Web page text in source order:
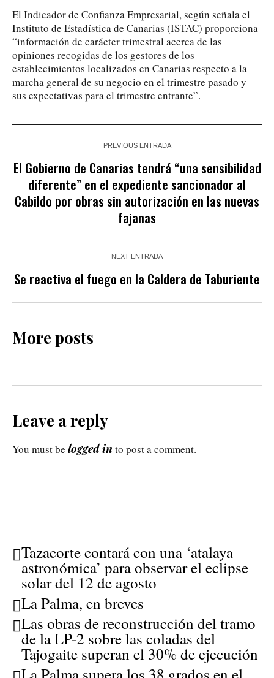
El Indicador de Confianza Empresarial, según señala el
Instituto de Estadística de Canarias (ISTAC) proporciona
“información de carácter trimestral acerca de las
opiniones recogidas de los gestores de los
establecimientos localizados en Canarias respecto a la
marcha general de su negocio en el trimestre pasado y
sus expectativas para el trimestre entrante”.
PREVIOUS ENTRADA
El Gobierno de Canarias tendrá “una sensibilidad
diferente” en el expediente sancionador al
Cabildo por obras sin autorización en las nuevas
fajanas
NEXT ENTRADA
Se reactiva el fuego en la Caldera de Taburiente
More posts
Leave a reply
You must be logged in to post a comment.
Tazacorte contará con una ‘atalaya
astronómica’ para observar el eclipse
solar del 12 de agosto
La Palma, en breves
Las obras de reconstrucción del tramo
de la LP-2 sobre las coladas del
Tajogaite superan el 30% de ejecución
La Palma supera los 38 grados en el